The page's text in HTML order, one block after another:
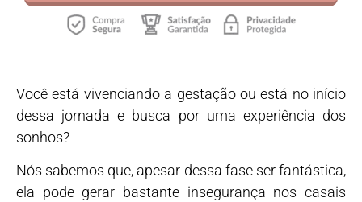
Você está vivenciando a gestação ou está no início
dessa jornada e busca por uma experiência dos
sonhos?
Nós sabemos que, apesar dessa fase ser fantástica,
ela pode gerar bastante insegurança nos casais